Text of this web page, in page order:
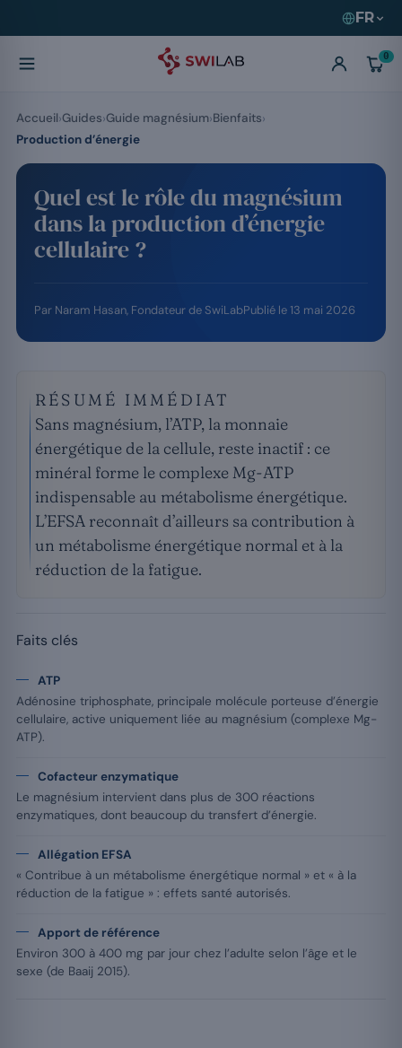
FR
0
Quel est le rôle du magnésium
dans la production d’énergie
cellulaire ?
Par Naram Hasan, Fondateur de SwiLabPublié le 13 mai 2026
RÉSUMÉ IMMÉDIAT
Sans magnésium, l’ATP, la monnaie
énergétique de la cellule, reste inactif : ce
minéral forme le complexe Mg-ATP
indispensable au métabolisme énergétique.
L’EFSA reconnaît d’ailleurs sa contribution à
un métabolisme énergétique normal et à la
réduction de la fatigue.
Faits clés
ATP
Adénosine triphosphate, principale molécule porteuse d’énergie
cellulaire, active uniquement liée au magnésium (complexe Mg-
ATP).
Cofacteur enzymatique
Le magnésium intervient dans plus de 300 réactions
enzymatiques, dont beaucoup du transfert d’énergie.
Allégation EFSA
« Contribue à un métabolisme énergétique normal » et « à la
réduction de la fatigue » : effets santé autorisés.
Apport de référence
Environ 300 à 400 mg par jour chez l’adulte selon l’âge et le
sexe (de Baaij 2015).
Accueil Guides Guide magnésium Bienfaits
Production d’énergie